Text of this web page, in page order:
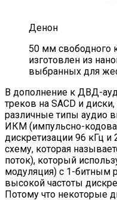
Денон
50 мм свободного
изготовлен из
выбранных для
В дополнение к ДВД-
треков на SACD и
различные типы аудио
ИКМ (импульсно-
дискретизации 96 кГц и
схему, которая
поток), который
модуляция) с 1-битным
высокой частоты
Потому что некоторые